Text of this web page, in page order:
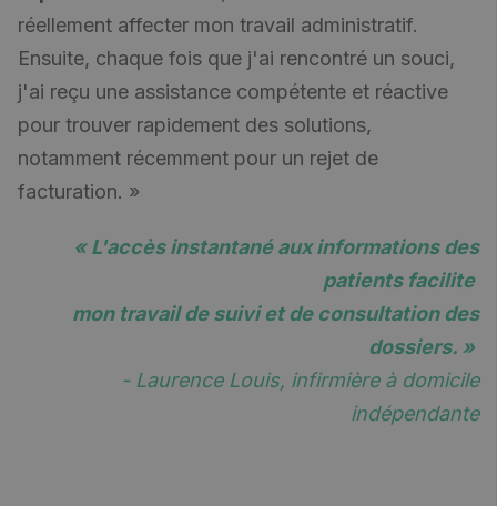
réellement affecter mon travail administratif.
Ensuite, chaque fois que j'ai rencontré un souci,
j'ai reçu une assistance compétente et réactive
pour trouver rapidement des solutions,
notamment récemment pour un rejet de
facturation. »
« L'accès instantané aux informations des
patients facilite
mon travail de suivi et de consultation des
dossiers. »
- Laurence Louis, infirmière à domicile
indépendante